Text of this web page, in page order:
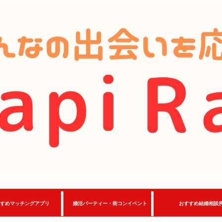
めマッチングアプリ 婚活パーティー・街コンイベント おすすめ結婚相談